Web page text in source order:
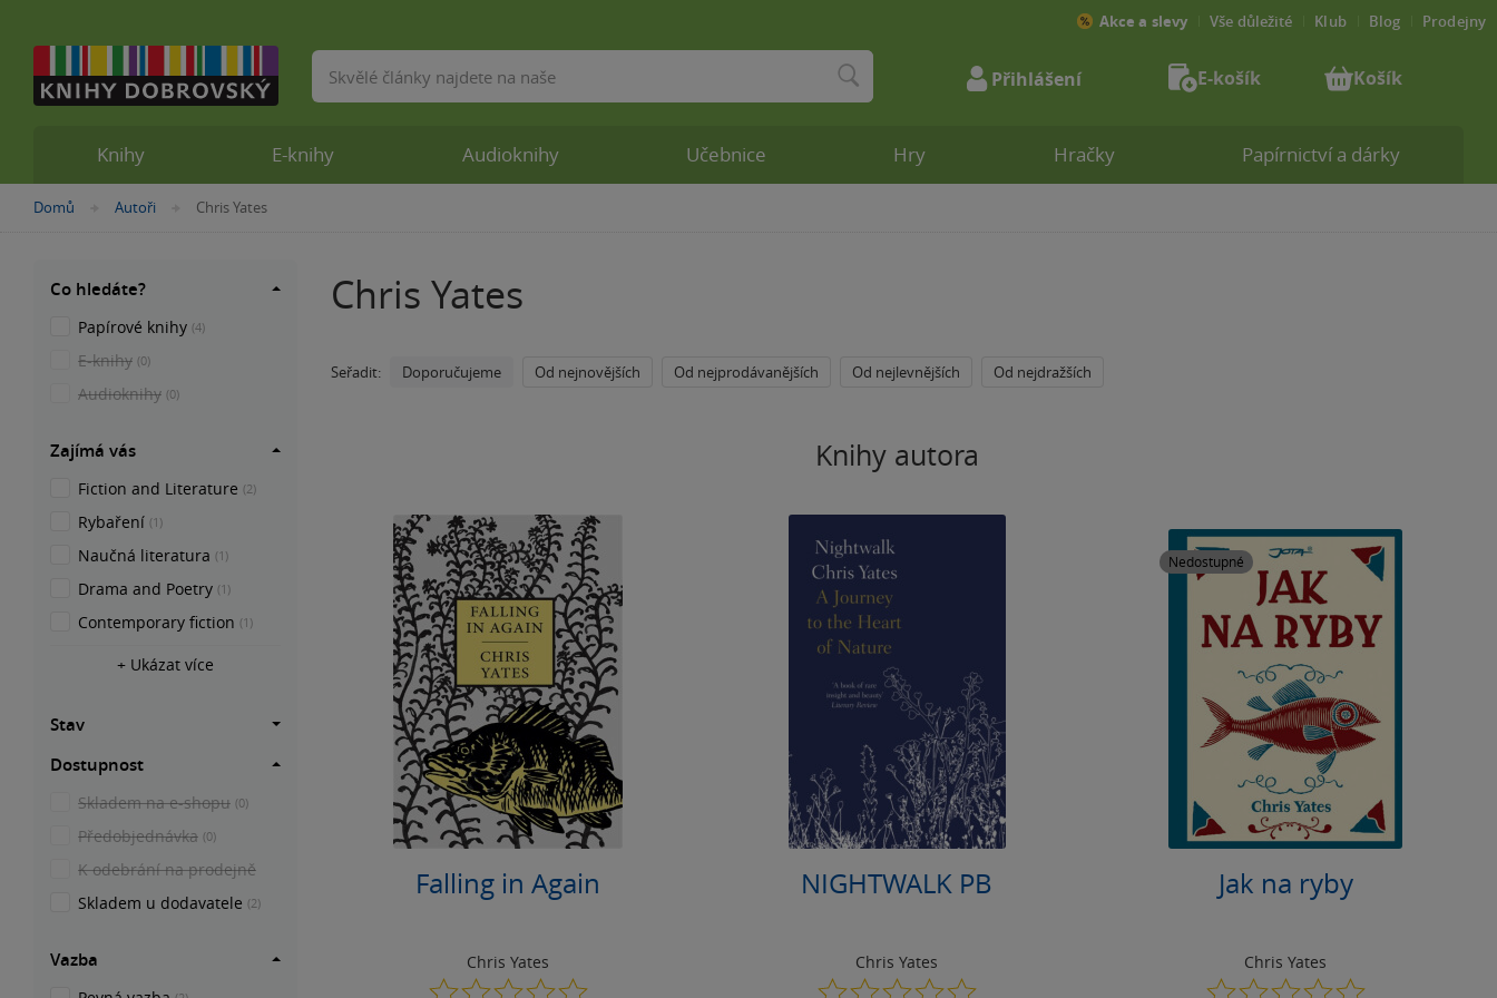
Nacházíte
Domů »Autoři »
Chris Yates
Chris Yates
Seřadit: Doporučujeme Od nejnovějších Od nejprodávanějších Od nejlevnějších Od nejdražších
Knihy autora
Falling in Again
Chris Yates
0.0
NIGHTWALK PB
Chris Yates
0.0
Nedostupné
Jak na ryby
Chris Yates
0.0
Co hledáte?
Papírové knihy (4)
E-knihy (0)
Audioknihy (0)
Zajímá vás
Fiction and Literature (2)
Rybaření (1)
Naučná literatura (1)
Drama and Poetry (1)
Contemporary fiction (1)
+ Ukázat více
Stav
Dostupnost
Skladem na e-shopu (0)
Předobjednávka (0)
K odebrání na prodejně
Skladem u dodavatele (2)
Vazba
Knihy E-knihy Audioknihy Učebnice Hry Hračky Papírnictví a dárky
Akce a slevy Vše důležité Klub Blog Prodejny
Vyhledávání Přihlášení E-košík Košík